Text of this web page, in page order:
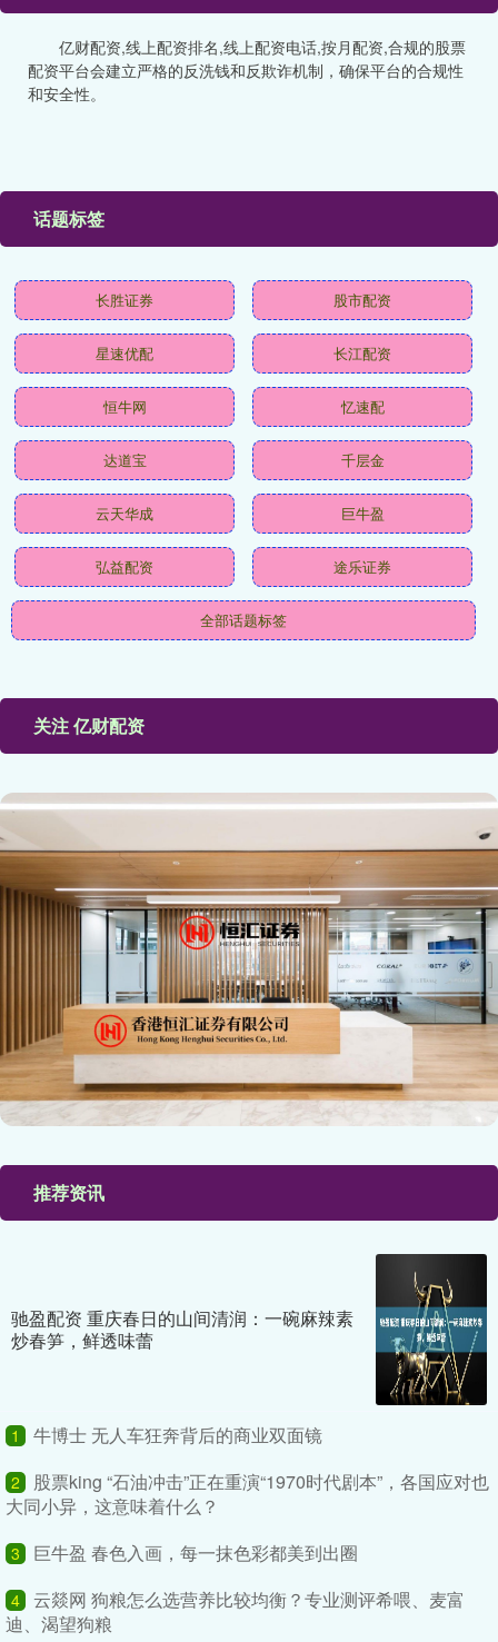
亿财配资,线上配资排名,线上配资电话,按月配资,合规的股票
配资平台会建立严格的反洗钱和反欺诈机制，确保平台的合规性
和安全性。
话题标签
长胜证券 股市配资
星速优配 长江配资
恒牛网 忆速配
达道宝 千层金
云天华成 巨牛盈
弘益配资 途乐证券
全部话题标签
关注 亿财配资
推荐资讯
驰盈配资 重庆春日的山间清润：一碗麻辣素
炒春笋，鲜透味蕾
1 牛博士 无人车狂奔背后的商业双面镜
2
股票king “石油冲击”正在重演“1970时代剧本”，各国应对也
大同小异，这意味着什么？
3 巨牛盈 春色入画，每一抹色彩都美到出圈
4 云燚网 狗粮怎么选营养比较均衡？专业测评希喂、麦富
迪、渴望狗粮